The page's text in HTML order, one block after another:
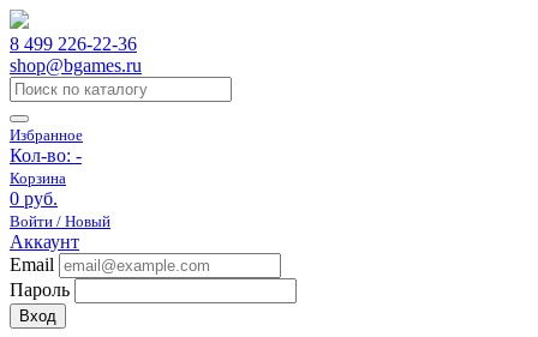
8 499 226-22-36
shop@bgames.ru
Избранное
Кол-во: -
Корзина
0 руб.
Войти / Новый
Аккаунт
Email
Пароль
Вход